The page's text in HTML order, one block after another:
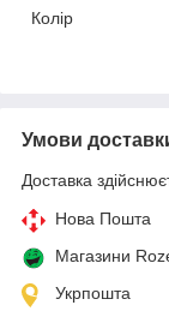
Колір
Умови
Доставка
Нова Пошта
Магазини
Укрпошта